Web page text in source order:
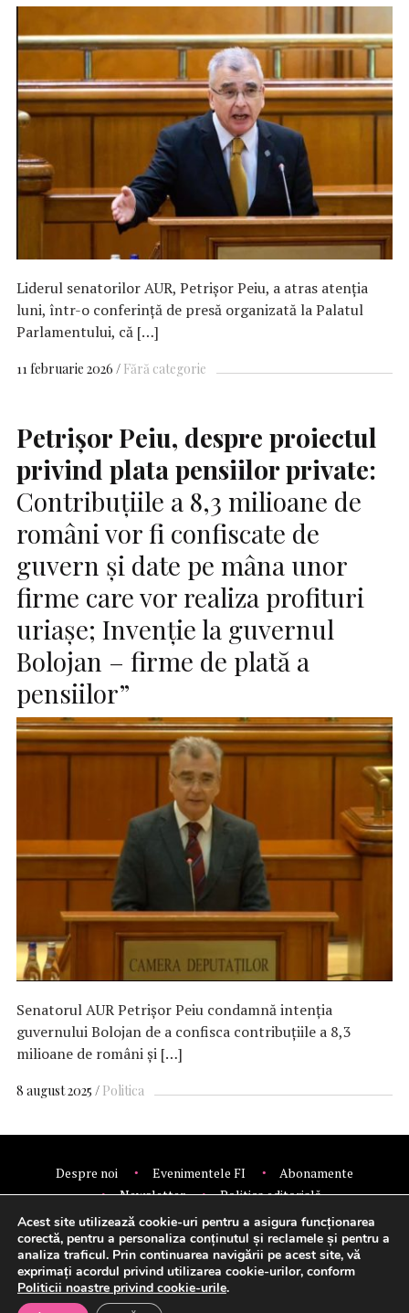
Liderul senatorilor AUR, Petrișor Peiu, a atras atenția
luni, într-o conferință de presă organizată la Palatul
Parlamentului, că […]
11 februarie 2026 Fără categorie
Petrişor Peiu, despre proiectul
privind plata pensiilor private:
Contribuţiile a 8,3 milioane de
români vor fi confiscate de
guvern și date pe mâna unor
firme care vor realiza profituri
uriaşe; Invenție la guvernul
Bolojan – firme de plată a
pensiilor”
Senatorul AUR Petrişor Peiu condamnă intenţia
guvernului Bolojan de a confisca contribuţiile a 8,3
milioane de români şi […]
8 august 2025 Politica
Despre noi Evenimentele FI
Abonamente
Newsletter
Politica editorială
Politica de confidentialitate
Contact
Publicitate
© 2026 Financial Intelligence.
Setări cookie-uri
Acest site utilizează cookie-uri pentru a asigura funcționarea
corectă, pentru a personaliza conținutul și reclamele și pentru a
analiza traficul. Prin continuarea navigării pe acest site, vă
exprimați acordul privind utilizarea cookie-urilor, conform
Politicii noastre privind cookie-urile.